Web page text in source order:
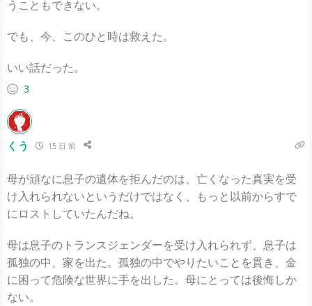
うこともできない。
でも、今、このひと時は救えた。
いい話だった。
3
くう 15 日 前
母が頑なに息子の遺体を拒んだのは、亡くなった真実を受
け入れられないというだけではなく、もっと以前からすで
にロストしていたんだね。
母は息子のトランスジェンダーを受け入れられず、息子は
孤独の中、家を出た。孤独の中でやりたいことを貫き、金
に困って危険な世界に手を出した。母にとっては後悔しか
ない。